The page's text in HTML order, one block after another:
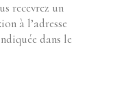
recevrez un
à l’adresse
dans le